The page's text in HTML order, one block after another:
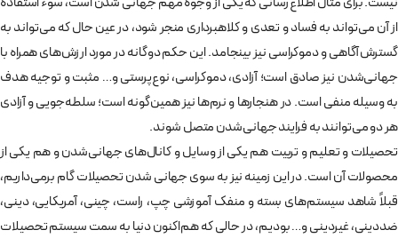
از آن می‌تواند به فساد و تعدی و کلاهبرداری منجر شود، در عین حال که می‌تواند به
گسترش آگاهی و دموکراسی نیز بینجامد. این حکم دوگانه در مورد ارزش‌های همراه با
جهانی‌شدن نیز صادق است؛ آزادی، دموکراسی، نوع‌پرستی و… مثبت و توجیه هدف
به وسیله منفی است. در هنجارها و نرم‌ها نیز همین‌گونه است؛ سلطه‌جویی و آزادی
هر دو می‌توانند به فرایند جهانی‌شدن متصل شوند.
تحصیلات و تعلیم و تربیت هم یکی از وسایل و کانال‌های جهانی‌شدن و هم یکی از
محصولات آن است. در این زمینه نیز به سوی جهانی شدن تحصیلات گام برمی‌داریم،
قبلاً شاهد سیستم‌های بسته و منفک آموزشی چپ، راست، چینی، آمریکایی، دینی،
ضددینی، غیردینی و… بودیم، در حالی که هم‌اکنون دنیا به سمت سیستم تحصیلات